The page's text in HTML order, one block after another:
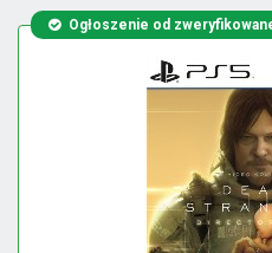
Ogłoszenie od